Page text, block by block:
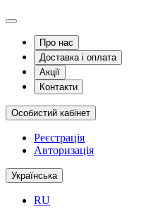
Про нас
Доставка і оплата
Акції
Контакти
Особистий кабінет
Реєстрація
Авторизація
Українська
RU